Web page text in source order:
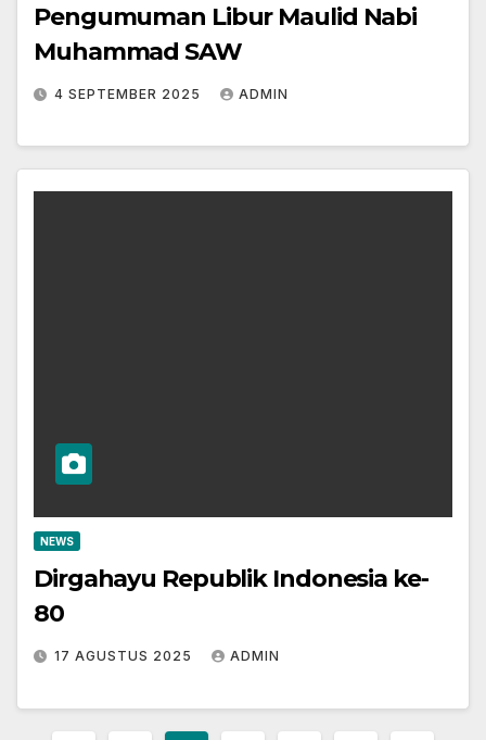
Pengumuman Libur Maulid Nabi
Muhammad SAW
4 SEPTEMBER 2025 ADMIN
NEWS
Dirgahayu Republik Indonesia ke-
80
17 AGUSTUS 2025 ADMIN